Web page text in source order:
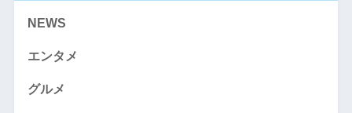
NEWS
エンタメ
グルメ